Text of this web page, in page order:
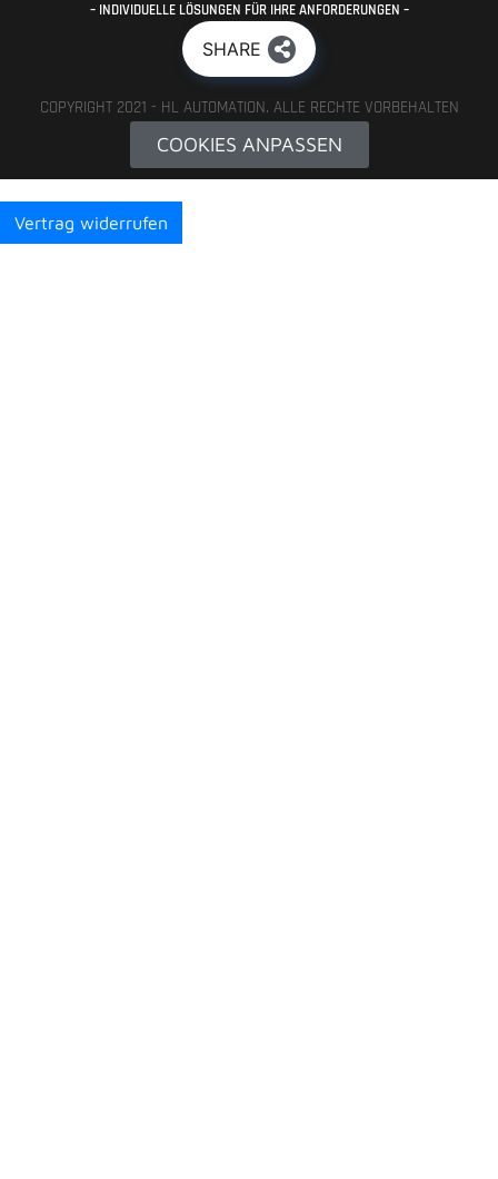
– INDIVIDUELLE LÖSUNGEN FÜR IHRE ANFORDERUNGEN –
SHARE
COPYRIGHT 2021 - HL AUTOMATION. ALLE RECHTE VORBEHALTEN
COOKIES ANPASSEN
Vertrag widerrufen